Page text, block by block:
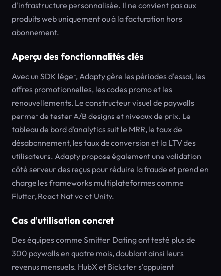
d'infrastructure personnalisée. Il ne convient pas aux
produits web uniquement ou à la facturation hors
abonnement.
Aperçu des fonctionnalités clés
Avec un SDK léger, Adapty gère les périodes d'essai, les
offres promotionnelles, les codes promo et les
renouvellements. Le constructeur visuel de paywalls
permet de tester A/B designs et niveaux de prix. Le
tableau de bord d'analytics suit le MRR, le taux de
désabonnement, les taux de conversion et la LTV des
utilisateurs. Adapty propose également une validation
côté serveur des reçus pour réduire la fraude et prend en
charge les frameworks multiplateformes comme
Flutter, React Native et Unity.
Cas d'utilisation concret
Des équipes comme Smitten Dating ont testé plus de
300 paywalls en quatre mois, doublant ainsi leurs
revenus mensuels. HubX et Bickster s'appuient